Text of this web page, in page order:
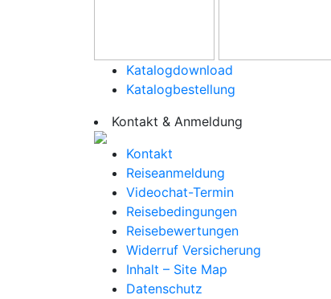
Katalogdownload
Katalogbestellung
Kontakt & Anmeldung
Kontakt
Reiseanmeldung
Videochat-Termin
Reisebedingungen
Reisebewertungen
Widerruf Versicherung
Inhalt – Site Map
Datenschutz